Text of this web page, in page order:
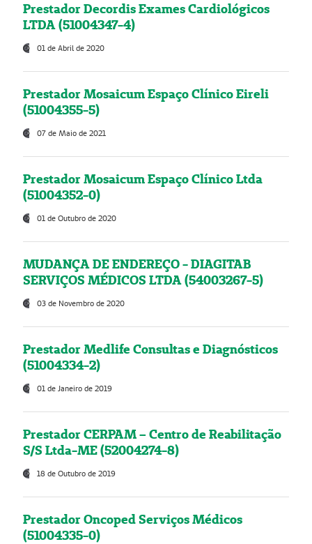
Prestador Decordis Exames Cardiológicos
LTDA (51004347-4)
01 de Abril de 2020
Prestador Mosaicum Espaço Clínico Eireli
(51004355-5)
07 de Maio de 2021
Prestador Mosaicum Espaço Clínico Ltda
(51004352-0)
01 de Outubro de 2020
MUDANÇA DE ENDEREÇO - DIAGITAB
SERVIÇOS MÉDICOS LTDA (54003267-5)
03 de Novembro de 2020
Prestador Medlife Consultas e Diagnósticos
(51004334-2)
01 de Janeiro de 2019
Prestador CERPAM – Centro de Reabilitação
S/S Ltda-ME (52004274-8)
18 de Outubro de 2019
Prestador Oncoped Serviços Médicos
(51004335-0)